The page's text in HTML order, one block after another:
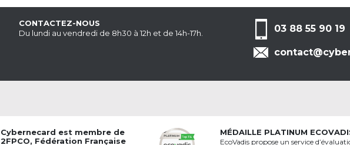
CONTACTEZ-NOUS
Du lundi au vendredi de 8h30 à 12h et de 14h-17h.
03 88 55 90 19
Cybernecard est membre de
2FPCO, Fédération Française
MÉDAILLE PLATINUM
EcoVadis propose un service